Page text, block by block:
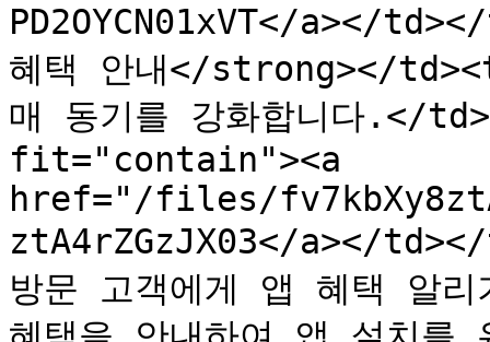
PD2OYCN01xVT</a></
혜택 안내</strong></
매 동기를 강화합니다.</
fit="contain"><a
href="/files/
ztA4rZGzJX03</a></
방문 고객에게 앱 혜택 알